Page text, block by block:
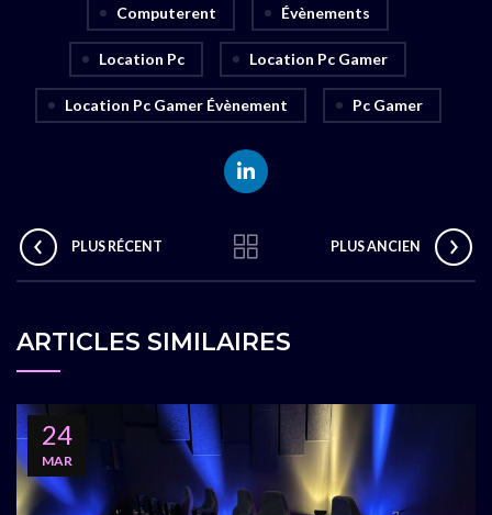
Computerent Évènements
Location Pc Location Pc Gamer
Location Pc Gamer Évènement Pc Gamer
PLUS RÉCENT PLUS ANCIEN
ARTICLES SIMILAIRES
24
MAR